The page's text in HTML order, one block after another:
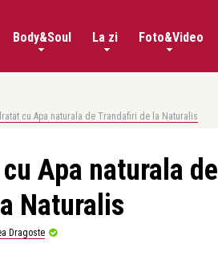
Body&Soul La zi Foto&Video
cu Apa naturala de Trandafiri de la Naturalis
Apa naturala de
Naturalis
Dragoste